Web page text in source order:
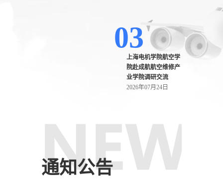
03
上海电机学院航空学
院赴成航航空维修产
业学院调研交流
2026年07月24日
通知公告